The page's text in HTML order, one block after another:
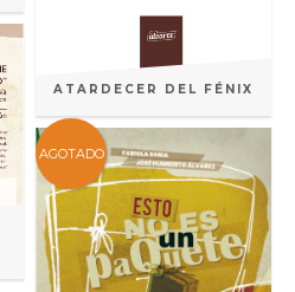
ATARDECER DEL FÉNIX
AGOTADO